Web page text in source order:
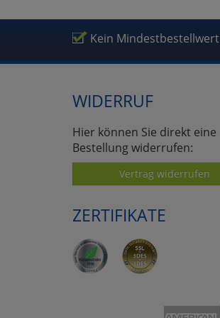
Kein Mindestbestellwert
WIDERRUF
Hier können Sie direkt eine
Bestellung widerrufen:
Vertrag widerrufen
ZERTIFIKATE